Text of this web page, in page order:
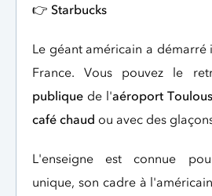
👉 Starbucks
Le géant américain a démarré
France. Vous pouvez le
publique de l'aéroport
café chaud ou avec des
L'enseigne est connue
unique, son cadre à